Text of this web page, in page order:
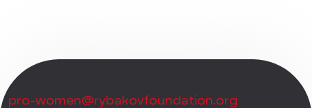
pro-women@rybakovfoundation.org